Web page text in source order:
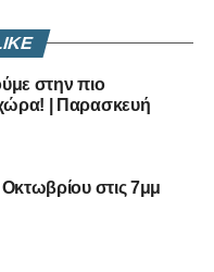
ΟΙ
στην πιο
| Παρασκευή
στις 7μμ